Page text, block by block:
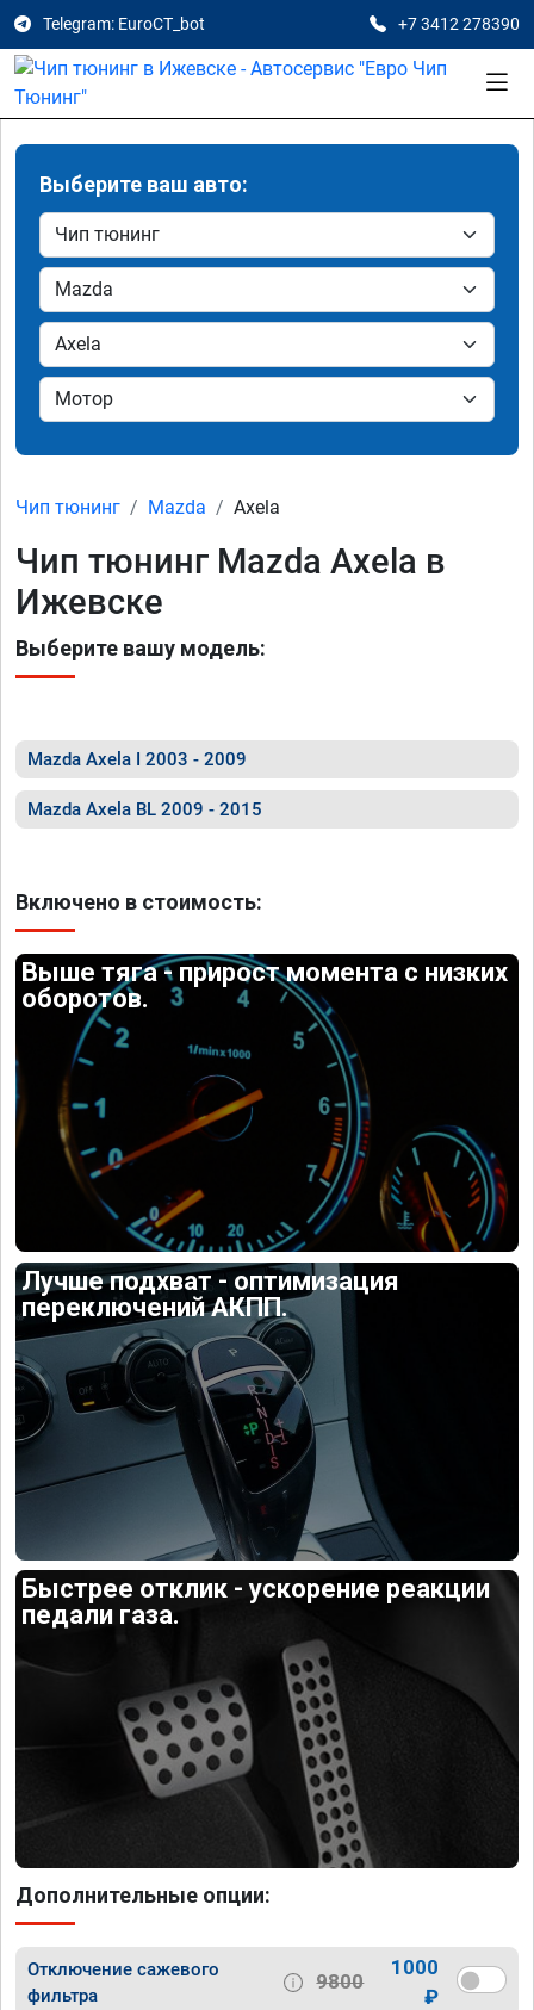
Telegram: EuroCT_bot +7 3412 278390
Выберите ваш авто:
Чип тюнинг Mazda Axela
Чип тюнинг Mazda Axela в
Ижевске
Выберите вашу модель:
Mazda Axela I 2003 - 2009
Mazda Axela BL 2009 - 2015
Включено в стоимость:
Выше тяга - прирост момента с низких
оборотов.
Лучше подхват - оптимизация
переключений АКПП.
Быстрее отклик - ускорение реакции
педали газа.
Дополнительные опции:
Отключение сажевого
фильтра
9800
1000
₽